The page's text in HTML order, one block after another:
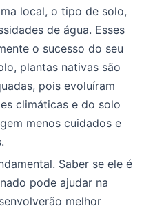
local, o tipo de solo,
de água. Esses
o sucesso do seu
plantas nativas são
pois evoluíram
climáticas e do solo
menos cuidados e
Saber se ele é
pode ajudar na
melhor